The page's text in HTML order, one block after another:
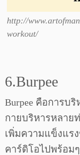
http://
workout/
6.Burpee
Burpee คือการบ
กายบริหารหลาย
เพิ่มความแข็งแร
คาร์ดิโอไปพร้อม